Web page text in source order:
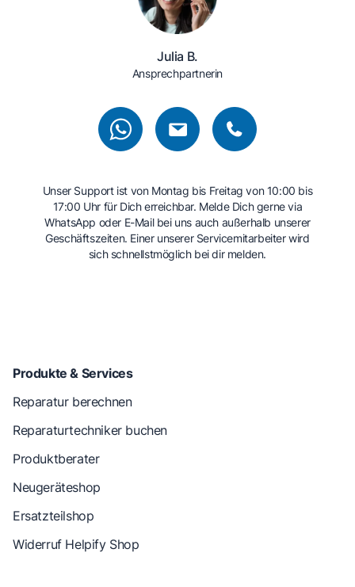
Julia B.
Ansprechpartnerin
Unser Support ist von Montag bis Freitag von 10:00 bis
17:00 Uhr für Dich erreichbar. Melde Dich gerne via
WhatsApp oder E-Mail bei uns auch außerhalb unserer
Geschäftszeiten. Einer unserer Servicemitarbeiter wird
sich schnellstmöglich bei dir melden.
Produkte & Services
Reparatur berechnen
Reparaturtechniker buchen
Produktberater
Neugeräteshop
Ersatzteilshop
Widerruf Helpify Shop